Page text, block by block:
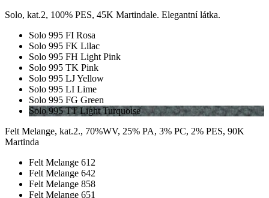
Solo, kat.2, 100% PES, 45K Martindale. Elegantní látka.
Solo 995 FI Rosa
Solo 995 FK Lilac
Solo 995 FH Light Pink
Solo 995 TK Pink
Solo 995 LJ Yellow
Solo 995 LI Lime
Solo 995 FG Green
Solo 995 TT Light Turquoise
Felt Melange, kat.2., 70%WV, 25% PA, 3% PC, 2% PES, 90K
Martinda
Felt Melange 612
Felt Melange 642
Felt Melange 858
Felt Melange 651